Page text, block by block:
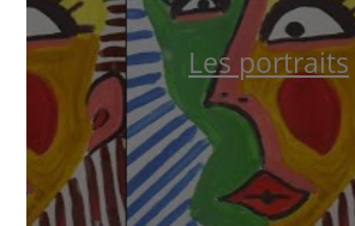
Les portraits